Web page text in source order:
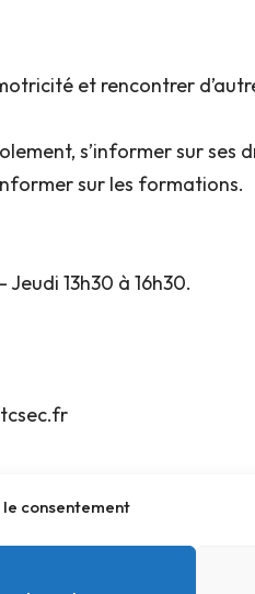
consentement
et rencontrer
s’informer sur ses
sur les formations.
13h30 à 16h30.